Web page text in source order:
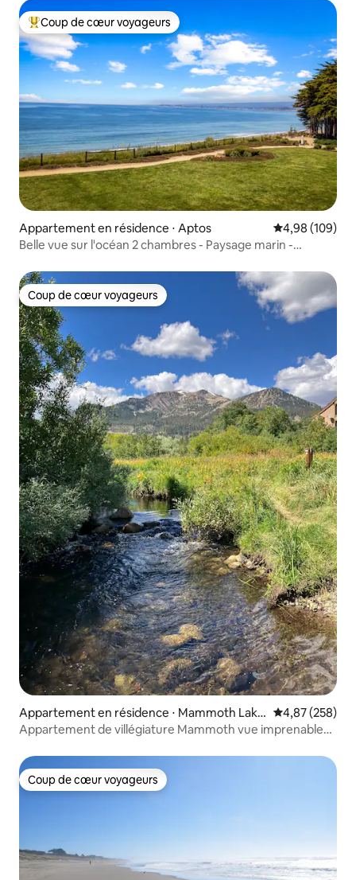
Coups de cœur voyageurs les plus appréciés
Coup de cœur voyageurs
Appartement en résidence ⋅ Aptos Évaluation
4,98 (109)
Belle vue sur l'océan 2 chambres - Paysage marin -
Coup de cœur voyageurs
Coup de cœur voyageurs
Appartement en résidence ⋅ Mammoth Lake
s
Évaluation
4,87 (258)
Appartement de villégiature Mammoth vue imprenable
Coup de cœur voyageurs
Coup de cœur voyageurs